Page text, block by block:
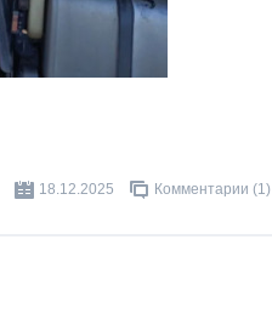
18.12.2025 Комментарии (1)